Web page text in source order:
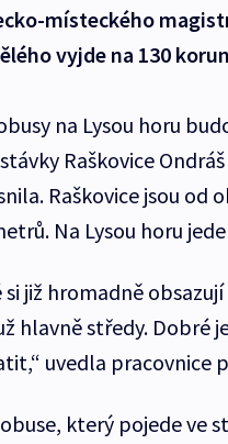
místeckého
vyjde na 130
na Lysou horu
Raškovice
Raškovice jsou od
Na Lysou horu
si již hromadně
hlavně středy. Dobré
uvedla pracovnice
který pojede ve